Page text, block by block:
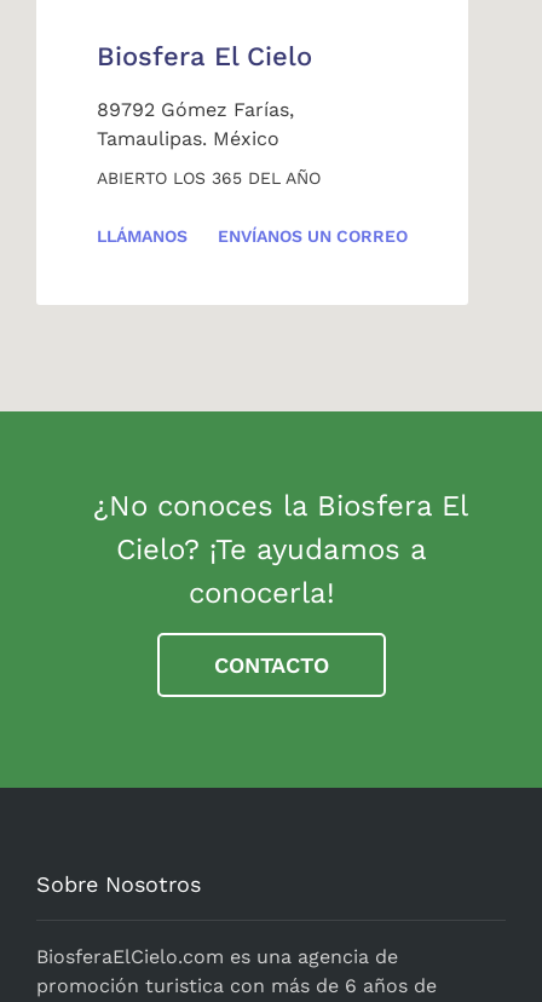
Biosfera El Cielo
89792 Gómez Farías,
Tamaulipas. México
ABIERTO LOS 365 DEL AÑO
LLÁMANOS ENVÍANOS UN CORREO
¿No conoces la Biosfera El
Cielo? ¡Te ayudamos a
conocerla!
CONTACTO
Sobre Nosotros
BiosferaElCielo.com es una agencia de
promoción turistica con más de 6 años de